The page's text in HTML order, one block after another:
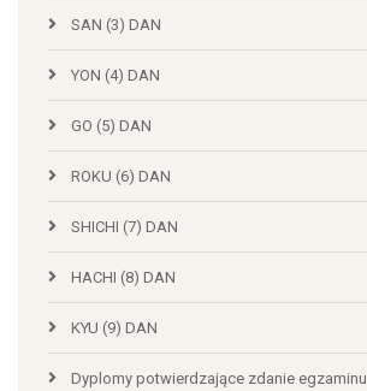
SAN (3) DAN
YON (4) DAN
GO (5) DAN
ROKU (6) DAN
SHICHI (7) DAN
HACHI (8) DAN
KYU (9) DAN
Dyplomy potwierdzające zdanie egzaminu